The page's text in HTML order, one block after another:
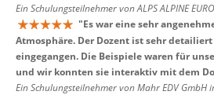
Ein Schulungsteilnehmer von ALPS ALPINE
"Es war eine sehr
Atmosphäre. Der Dozent ist sehr
eingegangen. Die Beispiele waren für
und wir konnten sie interaktiv mit dem
Ein Schulungsteilnehmer von Mahr EDV